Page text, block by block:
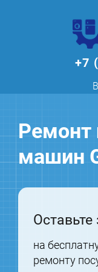
+7
Ремонт
машин
Оставьте
на
ремонту